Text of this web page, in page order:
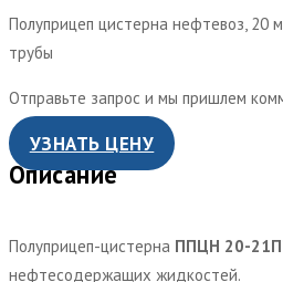
Полуприцеп цистерна нефтевоз, 20
трубы
Отправьте запрос и мы пришлем
УЗНАТЬ ЦЕНУ
Описание
Полуприцеп-цистерна ППЦН 20-
нефтесодержащих жидкостей.